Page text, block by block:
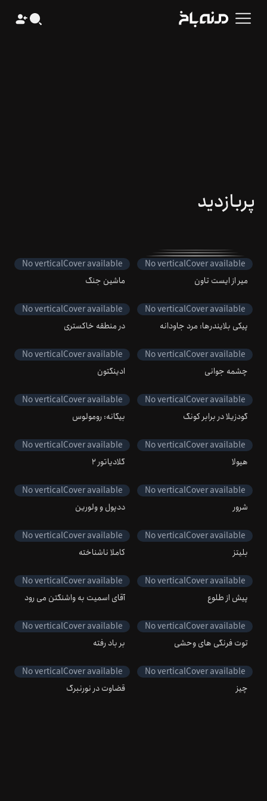
پربازدید
NoverticalCoveravailable
میر از ایست تاون
NoverticalCoveravailable
ماشین جنگ
NoverticalCoveravailable
پیکی بلایندرها: مرد جاودانه
NoverticalCoveravailable
در منطقه خاکستری
NoverticalCoveravailable
چشمه جوانی
NoverticalCoveravailable
ادینگتون
NoverticalCoveravailable
گودزیلا در برابر کونگ
NoverticalCoveravailable
بیگانه: رومولوس
NoverticalCoveravailable
هیولا
NoverticalCoveravailable
گلادیاتور 2
NoverticalCoveravailable
شرور
NoverticalCoveravailable
ددپول و ولورین
NoverticalCoveravailable
بلیتز
NoverticalCoveravailable
کاملا ناشناخته
NoverticalCoveravailable
پیش از طلوع
NoverticalCoveravailable
آقای اسمیت به واشنگتن می رود
NoverticalCoveravailable
توت فرنگی های وحشی
NoverticalCoveravailable
بر باد رفته
NoverticalCoveravailable
چیز
NoverticalCoveravailable
قضاوت در نورنبرگ